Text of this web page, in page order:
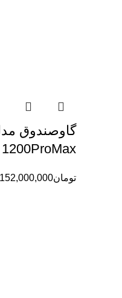
گاوصندوق
1200ProMax
تومان152,000,000